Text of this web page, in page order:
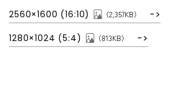
2560×1600 (16:10) （2,357KB）
1280×1024 (5:4) （813KB）